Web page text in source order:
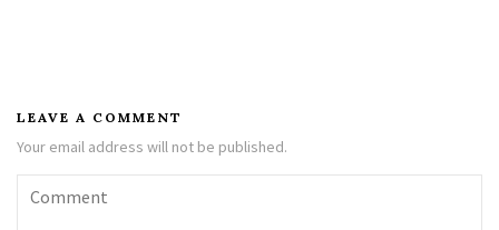
LEAVE A COMMENT
Your email address will not be published.